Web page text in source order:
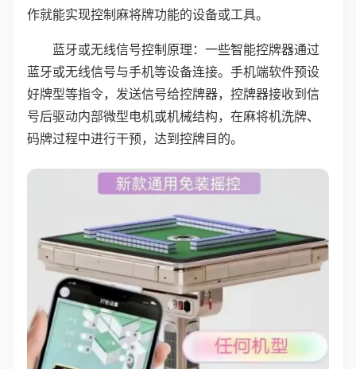
作就能实现控制麻将牌功能的设备或工具。
蓝牙或无线信号控制原理：一些智能控牌器通过
蓝牙或无线信号与手机等设备连接。手机端软件预设
好牌型等指令，发送信号给控牌器，控牌器接收到信
号后驱动内部微型电机或机械结构，在麻将机洗牌、
码牌过程中进行干预，达到控牌目的。